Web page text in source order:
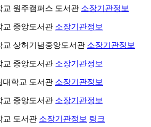
교 원주캠퍼스 도서관 소장기관정보
교 중앙도서관 소장기관정보
교 상허기념중앙도서관 소장기관정보
교 중앙도서관 소장기관정보
대학교 도서관 소장기관정보
교 중앙도서관 소장기관정보
교 도서관 소장기관정보 링크